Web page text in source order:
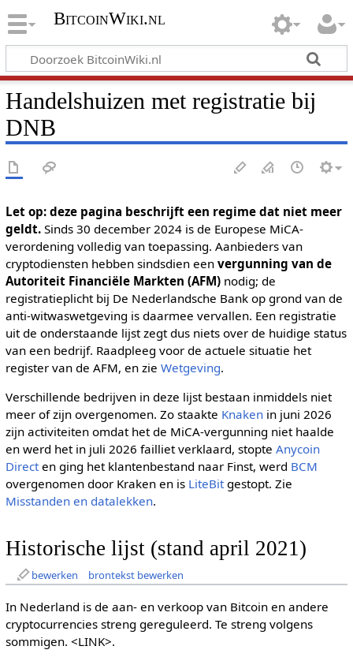
BitcoinWiki.nl
Handelshuizen met registratie bij
DNB
Let op: deze pagina beschrijft een regime dat niet meer
geldt.Sinds 30 december 2024 is de Europese MiCA-
verordening volledig van toepassing. Aanbieders van
cryptodiensten hebben sindsdien een vergunning van de
Autoriteit Financiële Markten (AFM)nodig; de
registratieplicht bij De Nederlandsche Bank op grond van de
anti-witwaswetgeving is daarmee vervallen. Een registratie
uit de onderstaande lijst zegt dus niets over de huidige status
van een bedrijf. Raadpleeg voor de actuele situatie het
register van de AFM, en zie Wetgeving.
Verschillende bedrijven in deze lijst bestaan inmiddels niet
meer of zijn overgenomen. Zo staakte Knakenin juni 2026
zijn activiteiten omdat het de MiCA-vergunning niet haalde
en werd het in juli 2026 failliet verklaard, stopte Anycoin
Directen ging het klantenbestand naar Finst, werd BCM
overgenomen door Kraken en is LiteBitgestopt. Zie
Misstanden en datalekken.
Historische lijst (stand april 2021)
bewerken brontekst bewerken
In Nederland is de aan- en verkoop van Bitcoin en andere
cryptocurrencies streng gereguleerd. Te streng volgens
sommigen. <LINK>.